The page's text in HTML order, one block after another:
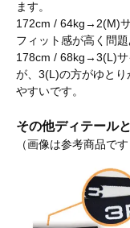
ます。
172cm / 64kg→2(M)
フィット感が高く問題
178cm / 68kg→3(L)サ
が、3(L)の方がゆとり
やすいです。
その他ディテール
（画像は参考商品です